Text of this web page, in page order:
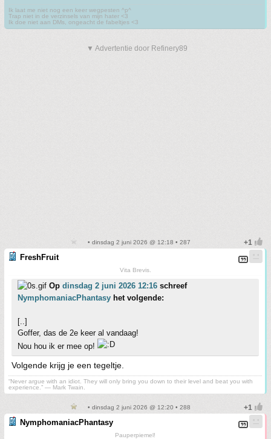
Ik laat me niet nog een keer wegpesten ^p^
Trap niet in de verzinsels van mijn hater <3
Ik doe niet aan DMs, ongeacht de fabeltjes <3
▼ Advertentie door Refinery89
• dinsdag 2 juni 2026 @ 12:18 • 287
FreshFruit
Vita Brevis.
Op dinsdag 2 juni 2026 12:16 schreef
NymphomaniacPhantasy het volgende:
[..]
Goffer, das de 2e keer al vandaag!
Nou hou ik er mee op!
Volgende krijg je een tegeltje.
“Never argue with an idiot. They will only bring you down to their level and beat you with
experience.” ― Mark Twain.
• dinsdag 2 juni 2026 @ 12:20 • 288
NymphomaniacPhantasy
Pauperpiemel!